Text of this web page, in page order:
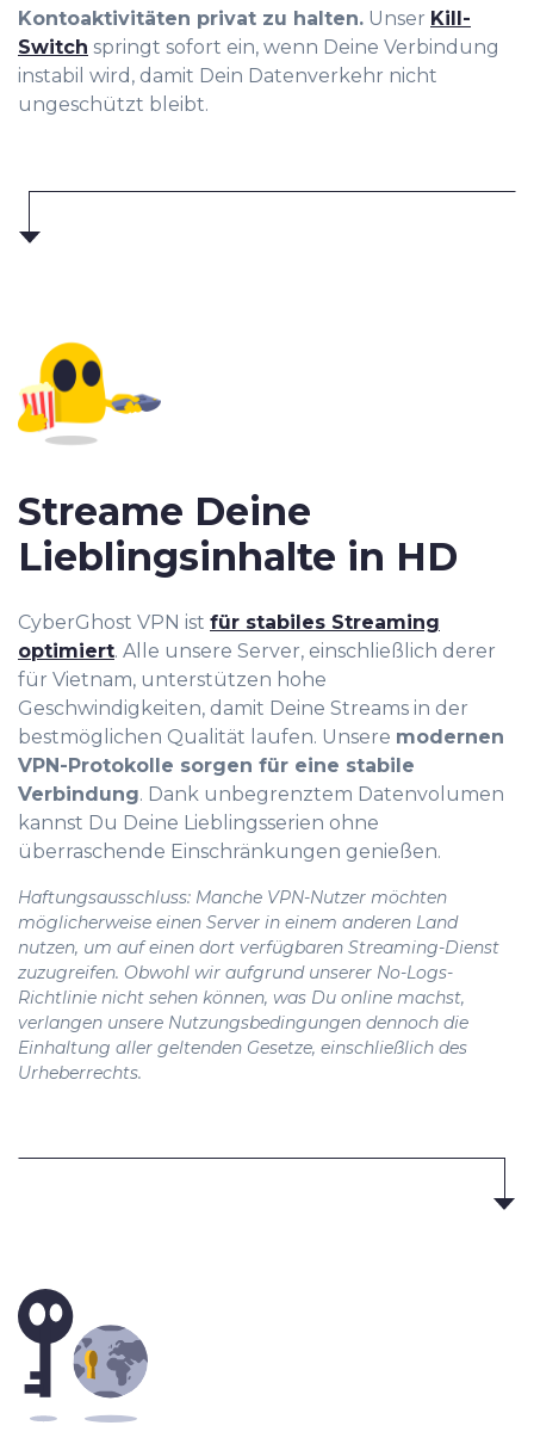
Kontoaktivitäten privat zu halten. Unser Kill-
Switch springt sofort ein, wenn Deine Verbindung
instabil wird, damit Dein Datenverkehr nicht
ungeschützt bleibt.
Streame Deine
Lieblingsinhalte in HD
CyberGhost VPN ist für stabiles Streaming
optimiert. Alle unsere Server, einschließlich derer
für Vietnam, unterstützen hohe
Geschwindigkeiten, damit Deine Streams in der
bestmöglichen Qualität laufen. Unsere modernen
VPN-Protokolle sorgen für eine stabile
Verbindung. Dank unbegrenztem Datenvolumen
kannst Du Deine Lieblingsserien ohne
überraschende Einschränkungen genießen.
Haftungsausschluss: Manche VPN-Nutzer möchten
möglicherweise einen Server in einem anderen Land
nutzen, um auf einen dort verfügbaren Streaming-Dienst
zuzugreifen. Obwohl wir aufgrund unserer No-Logs-
Richtlinie nicht sehen können, was Du online machst,
verlangen unsere Nutzungsbedingungen dennoch die
Einhaltung aller geltenden Gesetze, einschließlich des
Urheberrechts.